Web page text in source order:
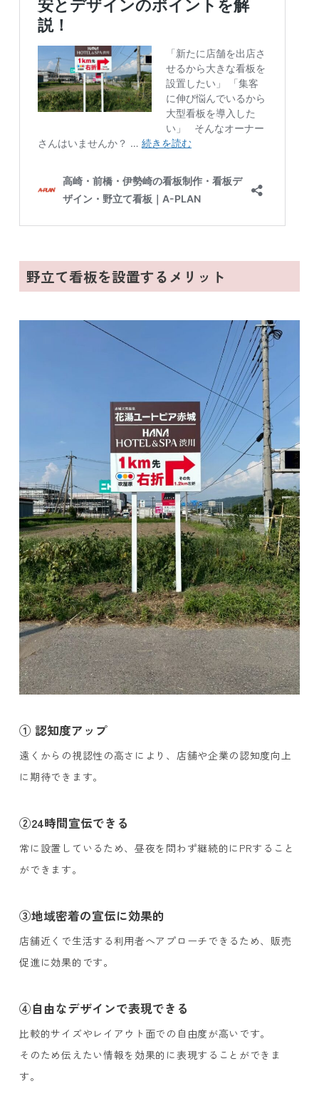
野立て看板を設置するメリット
① 認知度アップ
遠くからの視認性の高さにより、店舗や企業の認知度向上
に期待できます。
②24時間宣伝できる
常に設置しているため、昼夜を問わず継続的にPRすること
ができます。
③地域密着の宣伝に効果的
店舗近くで生活する利用者へアプローチできるため、販売
促進に効果的です。
④自由なデザインで表現できる
比較的サイズやレイアウト面での自由度が高いです。
そのため伝えたい情報を効果的に表現することができま
す。